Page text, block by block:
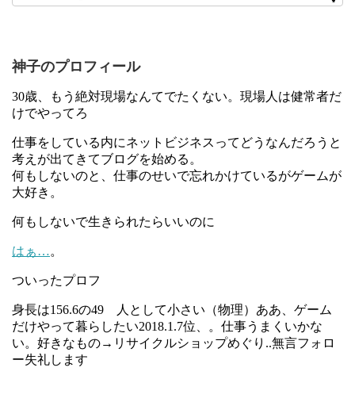
神子のプロフィール
30歳、もう絶対現場なんてでたくない。現場人は健常者だ
けでやってろ
仕事をしている内にネットビジネスってどうなんだろうと
考えが出てきてブログを始める。
何もしないのと、仕事のせいで忘れかけているがゲームが
大好き。
何もしないで生きられたらいいのに
はぁ…。
ついったプロフ
身長は156.6の49 人として小さい（物理）ああ、ゲーム
だけやって暮らしたい2018.1.7位、。仕事うまくいかな
い。好きなもの→リサイクルショップめぐり..無言フォロ
ー失礼します